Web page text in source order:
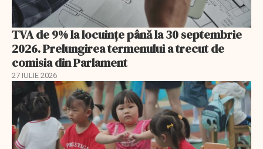
TVA de 9% la locuințe până la 30 septembrie
2026. Prelungirea termenului a trecut de
comisia din Parlament
27 IULIE 2026